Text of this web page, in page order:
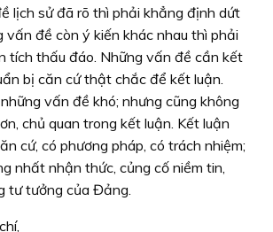
lịch sử đã rõ thì phải khẳng định dứt
vấn đề còn ý kiến khác nhau thì phải
tích thấu đáo. Những vấn đề cần kết
bị căn cứ thật chắc để kết luận.
vấn đề khó; nhưng cũng không
chủ quan trong kết luận. Kết luận
cứ, có phương pháp, có trách nhiệm;
nhất nhận thức, củng cố niềm tin,
tư tưởng của Đảng.